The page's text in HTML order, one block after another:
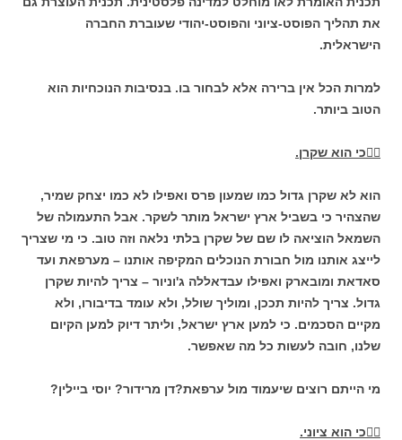
את תהליך הפוסט-ציוני והפוסט-יהודי שעוברת החברה
הישראלית.
למרות הכל אין ברירה אלא לבחור בו. בנסיבות הנוכחיות הוא
הטוב ביותר.
כי הוא שקרן.
הוא לא שקרן גדול כמו שמעון פרס ואפילו לא כמו יצחק שמיר,
שהצהיר כי בשביל ארץ ישראל מותר לשקר. אבל התעמולה של
השמאל הוציאה לו שם של שקרן בלתי נלאה וזה טוב. כי מי שצריך
לייצג אותנו מול חבורת הנוכלים המקיפה אותנו – מערפאת ועד
סאדאת ומובארק ואפילו עבדאללה ג'וניור – צריך להיות שקרן
גדול. צריך להיות תככן, ומוליך שולל, ולא עומד בדיבורו, ולא
מקיים הסכמים. כי למען ארץ ישראל, וליתר דיוק למען הקיום
שלנו, חובה לעשות כל מה שאפשר.
מי הייתם רוצים שיעמוד מול ערפאת?דן מרידור? יוסי ביילין?
כי הוא ציוני.